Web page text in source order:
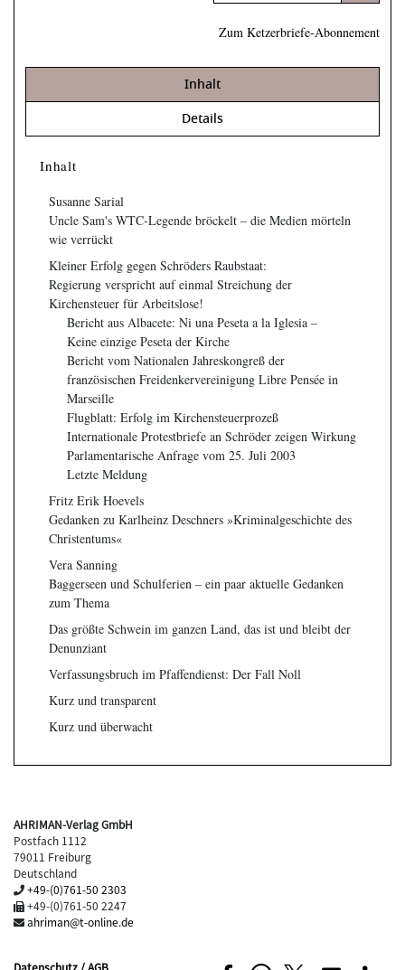
Zum Ketzerbriefe-Abonnement
Inhalt
Details
Inhalt
Susanne Sarial
Uncle Sam's WTC-Legende bröckelt – die Medien mörteln
wie verrückt
Kleiner Erfolg gegen Schröders Raubstaat:
Regierung verspricht auf einmal Streichung der
Kirchensteuer für Arbeitslose!
Bericht aus Albacete: Ni una Peseta a la Iglesia –
Keine einzige Peseta der Kirche
Bericht vom Nationalen Jahreskongreß der
französischen Freidenkervereinigung Libre Pensée in
Marseille
Flugblatt: Erfolg im Kirchensteuerprozeß
Internationale Protestbriefe an Schröder zeigen Wirkung
Parlamentarische Anfrage vom 25. Juli 2003
Letzte Meldung
Fritz Erik Hoevels
Gedanken zu Karlheinz Deschners »Kriminalgeschichte des
Christentums«
Vera Sanning
Baggerseen und Schulferien – ein paar aktuelle Gedanken
zum Thema
Das größte Schwein im ganzen Land, das ist und bleibt der
Denunziant
Verfassungsbruch im Pfaffendienst: Der Fall Noll
Kurz und transparent
Kurz und überwacht
AHRIMAN-Verlag GmbH
Postfach 1112
79011 Freiburg
Deutschland
+49-(0)761-50 2303
+49-(0)761-50 2247
ahriman@t-online.de
Datenschutz / AGB